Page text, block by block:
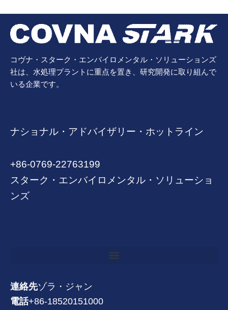
コヴナ・スターク・エンバイロメンタル・ソリューションズ
社は、水処理プラントに重点を置き、研究開発に取り組んで
いる企業です。
ナショナル・アドバイザリー・ホットライン
+86-0769-22763199
スターク・エンバイロメンタル・ソリューショ
ンズ
連絡先ゾラ・ジャン
電話+86-18520151000